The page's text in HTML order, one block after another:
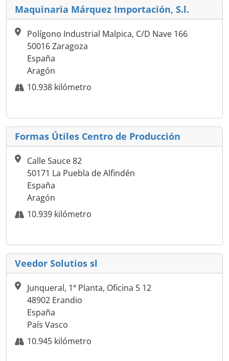
Maquinaria Márquez Importación, S.l.
Polígono Industrial Malpica, C/D Nave 166
50016 Zaragoza
España
Aragón
10.938 kilómetro
Formas Útiles Centro de Producción
Calle Sauce 82
50171 La Puebla de Alfindén
España
Aragón
10.939 kilómetro
Veedor Solutios sl
Junqueral, 1ª Planta, Oficina 5 12
48902 Erandio
España
País Vasco
10.945 kilómetro